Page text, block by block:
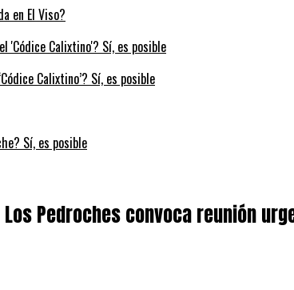
en El Viso?
Calixtino’? Sí, es posible
Sí, es posible
Pedroches convoca reunión